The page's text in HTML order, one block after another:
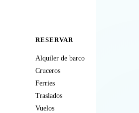
RESERVAR
Alquiler de barco
Cruceros
Ferries
Traslados
Vuelos